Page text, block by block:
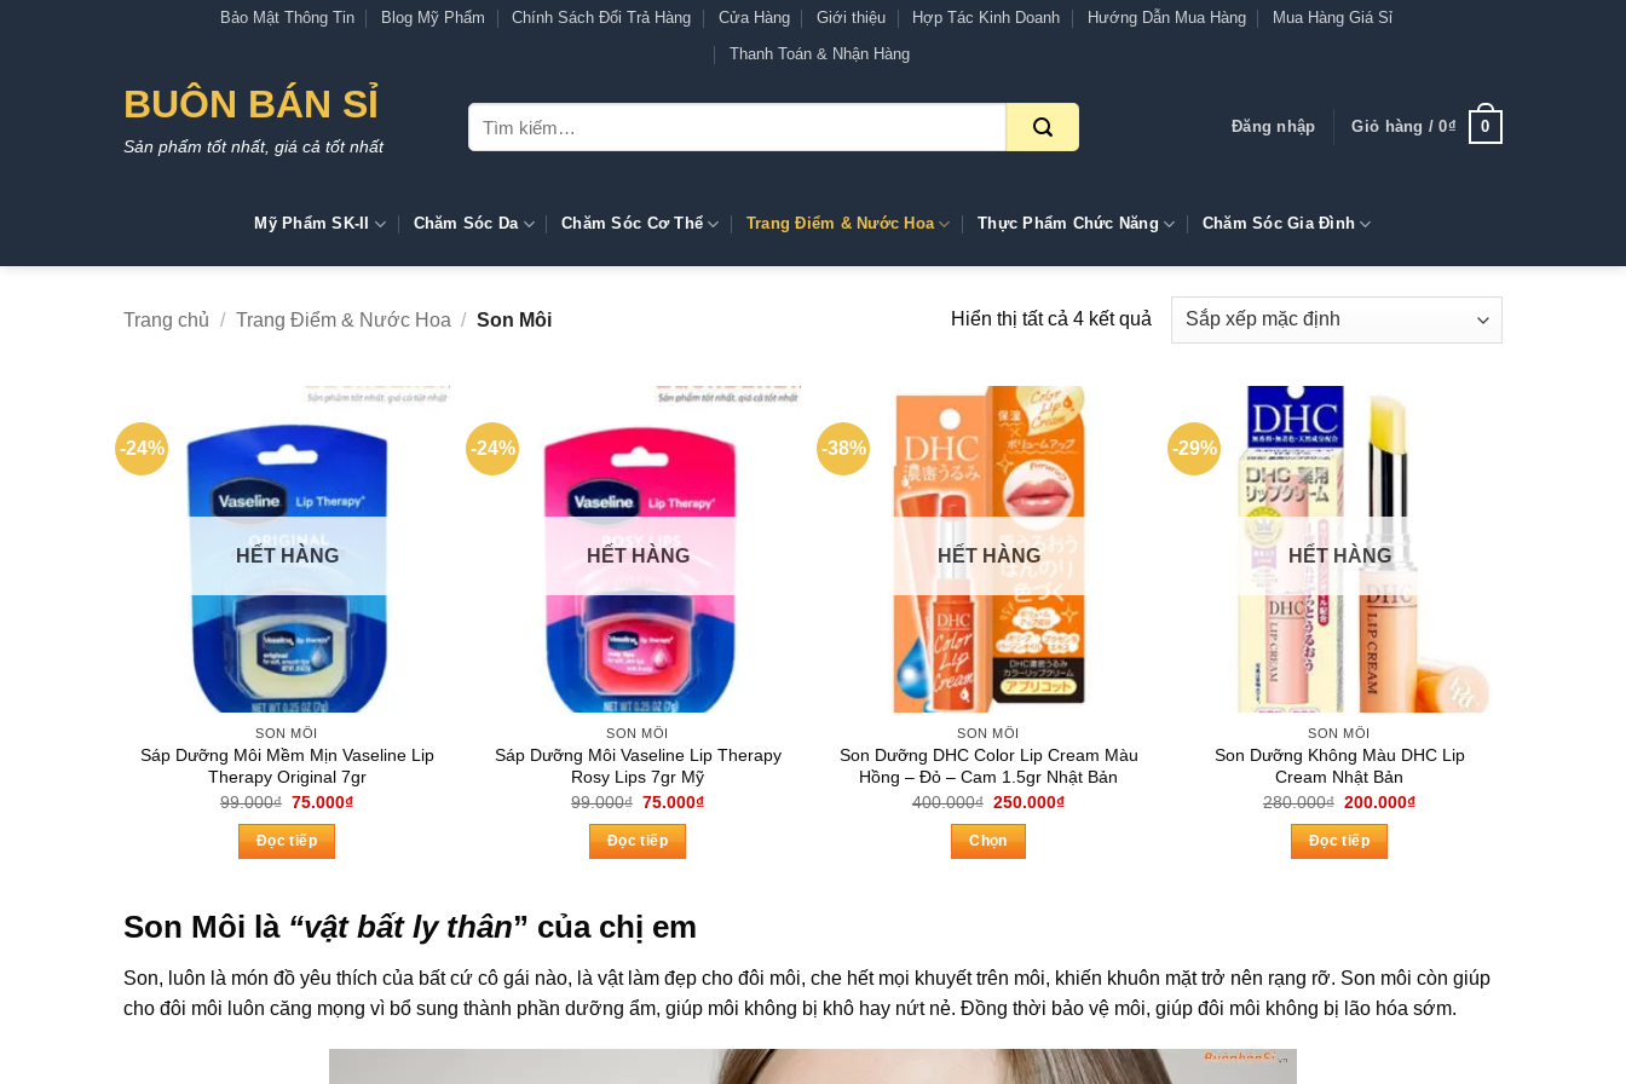
Bảo Mật Thông Tin Blog Mỹ Phẩm Chính Sách Đổi Trả Hàng Cửa Hàng Giới thiệu Hợp Tác Kinh Doanh Hướng Dẫn Mua Hàng
Mua Hàng Giá Sỉ
Thanh Toán & Nhận Hàng
BUÔN BÁN SỈ
Sản phẩm tốt nhất, giá cả tốt nhất
Tìm
kiếm:
Đăng nhập Giỏ hàng /0₫ 0
Mỹ Phẩm SK-II Chăm Sóc Da Chăm Sóc Cơ Thể Trang Điểm & Nước Hoa Thực Phẩm Chức Năng Chăm Sóc Gia Đình
Trang chủ / Trang Điểm & Nước Hoa / Son Môi Hiển thị tất cả 4 kết quả
-24%
HẾT HÀNG
SON MÔI
Sáp Dưỡng Môi Mềm Mịn Vaseline Lip
Therapy Original 7gr
99.000₫ Giá
là:
99.000₫.
75.000₫Giá
Đọc tiếp
-24%
HẾT HÀNG
SON MÔI
Sáp Dưỡng Môi Vaseline Lip Therapy
Rosy Lips 7gr Mỹ
99.000₫ Giá
là:
99.000₫.
75.000₫Giá
Đọc tiếp
-38%
HẾT HÀNG
SON MÔI
Son Dưỡng DHC Color Lip Cream Màu
Hồng – Đỏ – Cam 1.5gr Nhật Bản
400.000₫ Giá
là:
400.000₫.
250.000₫Giá
Chọn
nhiều
biến
Các
-29%
HẾT HÀNG
SON MÔI
Son Dưỡng Không Màu DHC Lip
Cream Nhật Bản
280.000₫ Giá
là:
280.000₫.
200.000₫Giá
Đọc tiếp
Son Môi là “vật bất ly thân” của chị em
Son, luôn là món đồ yêu thích của bất cứ cô gái nào, là vật làm đẹp cho đôi môi, che hết mọi khuyết trên môi, khiến khuôn mặt trở nên rạng rỡ. Son môi còn giúp
cho đôi môi luôn căng mọng vì bổ sung thành phần dưỡng ẩm, giúp môi không bị khô hay nứt nẻ. Đồng thời bảo vệ môi, giúp đôi môi không bị lão hóa sớm.